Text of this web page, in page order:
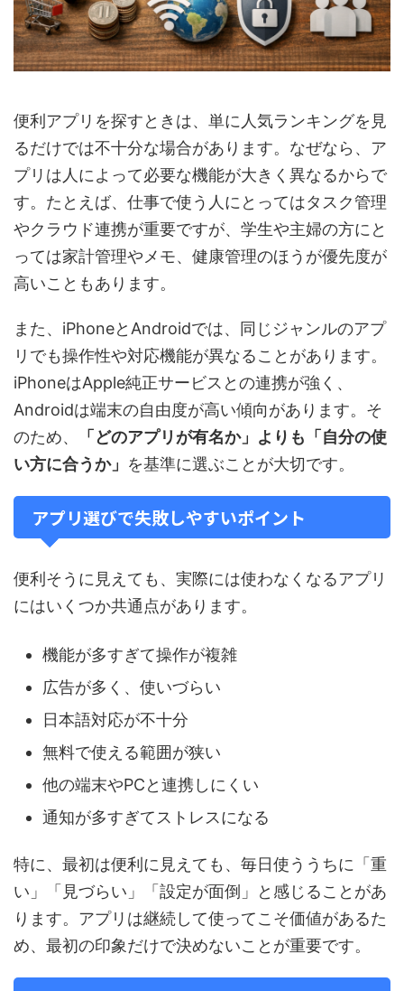
便利アプリを探すときは、単に人気ランキングを見
るだけでは不十分な場合があります。なぜなら、ア
プリは人によって必要な機能が大きく異なるからで
す。たとえば、仕事で使う人にとってはタスク管理
やクラウド連携が重要ですが、学生や主婦の方にと
っては家計管理やメモ、健康管理のほうが優先度が
高いこともあります。
また、iPhoneとAndroidでは、同じジャンルのアプ
リでも操作性や対応機能が異なることがあります。
iPhoneはApple純正サービスとの連携が強く、
Androidは端末の自由度が高い傾向があります。そ
のため、
「どのアプリが有名か」よりも「自分の使
い方に合うか」 を基準に選ぶことが大切です。
アプリ選びで失敗しやすいポイント
便利そうに見えても、実際には使わなくなるアプリ
にはいくつか共通点があります。
機能が多すぎて操作が複雑
広告が多く、使いづらい
日本語対応が不十分
無料で使える範囲が狭い
他の端末やPCと連携しにくい
通知が多すぎてストレスになる
特に、最初は便利に見えても、毎日使ううちに「重
い」「見づらい」「設定が面倒」と感じることがあ
ります。アプリは継続して使ってこそ価値があるた
め、最初の印象だけで決めないことが重要です。